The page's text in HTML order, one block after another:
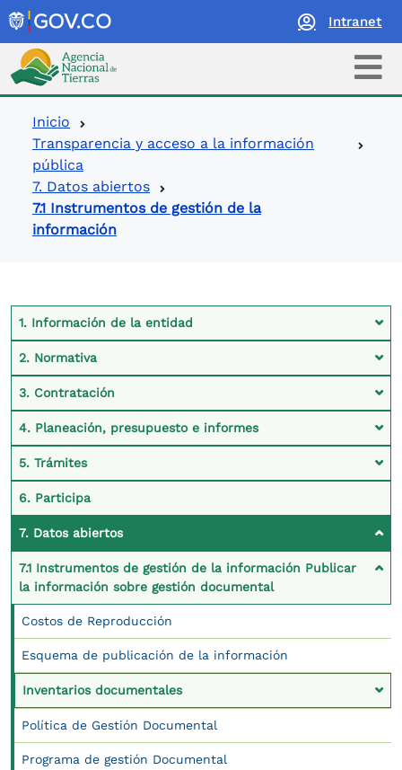
Intranet
Logo Agencia Nacional de Tierras
Ruta de navegación
Inicio
Transparencia y acceso a la información
pública
7. Datos abiertos
7.1 Instrumentos de gestión de la
información
Contexto Ley de Transparencia
1. Información de la entidad
2. Normativa
3. Contratación
4. Planeación, presupuesto e informes
5. Trámites
6. Participa
7. Datos abiertos
7.1 Instrumentos de gestión de la información Publicar
la información sobre gestión documental
Costos de Reproducción
Esquema de publicación de la información
Inventarios documentales
Política de Gestión Documental
Programa de gestión Documental